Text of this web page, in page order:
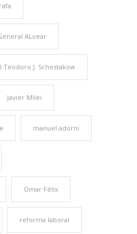
ALvear
Teodoro J. Schestakow
Javier Milei
manuel adorni
Omar Félix
reforma laboral